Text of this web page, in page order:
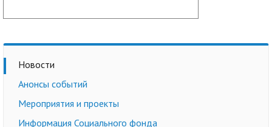
Новости
Анонсы событий
Мероприятия и проекты
Информация Социального фонда